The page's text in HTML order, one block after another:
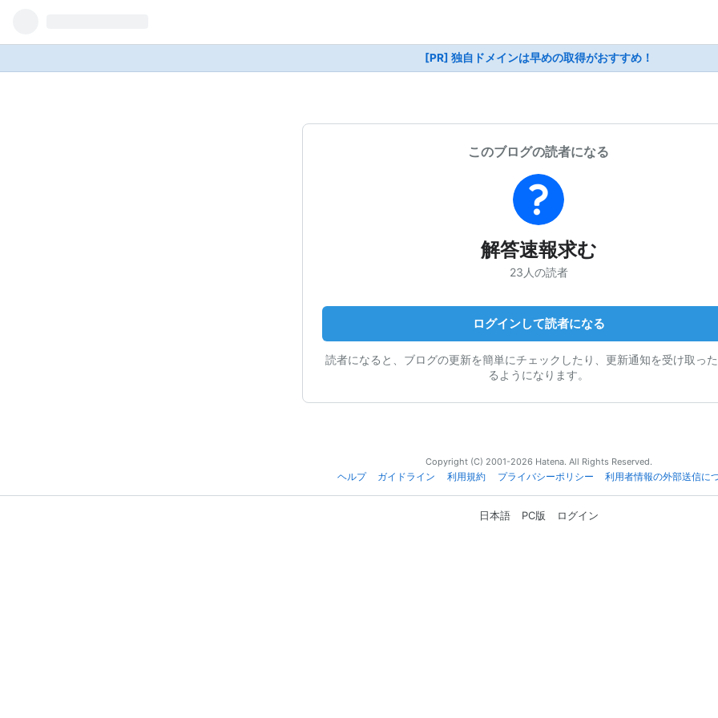
[PR] 独自ドメインは早めの取得がおすすめ！
このブログの読者になる
解答速報求む
23人の読者
ログインして読者になる
読者になると、ブログの更新を簡単にチェックしたり、更新通知を受け取っ
るようになります。
Copyright (C) 2001-2026 Hatena. All Rights Reserved.
ヘルプ
ガイドライン 利用規約 プライバシーポリシー 利用者情報の外部送信に
日本語 PC版 ログイン